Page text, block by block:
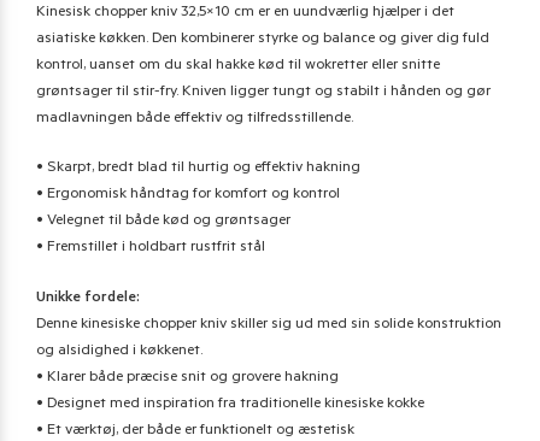
Kinesisk chopper kniv 32,5×10 cm er en uundværlig hjælper i det
asiatiske køkken. Den kombinerer styrke og balance og giver dig fuld
kontrol, uanset om du skal hakke kød til wokretter eller snitte
grøntsager til stir-fry. Kniven ligger tungt og stabilt i hånden og gør
madlavningen både effektiv og tilfredsstillende.
• Skarpt, bredt blad til hurtig og effektiv hakning
• Ergonomisk håndtag for komfort og kontrol
• Velegnet til både kød og grøntsager
• Fremstillet i holdbart rustfrit stål
Unikke fordele:
Denne kinesiske chopper kniv skiller sig ud med sin solide konstruktion
og alsidighed i køkkenet.
• Klarer både præcise snit og grovere hakning
• Designet med inspiration fra traditionelle kinesiske kokke
• Et værktøj, der både er funktionelt og æstetisk